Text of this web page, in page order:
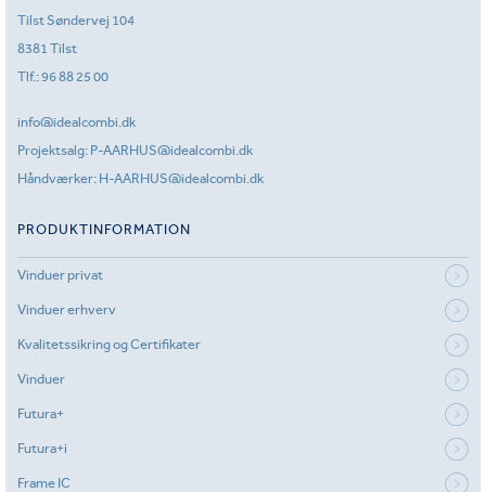
Tilst Søndervej 104
8381 Tilst
Tlf.:96 88 25 00
info@idealcombi.dk
Projektsalg: P-AARHUS@idealcombi.dk
Håndværker: H-AARHUS@idealcombi.dk
PRODUKTINFORMATION
Vinduer privat
Vinduer erhverv
Kvalitetssikring og Certifikater
Vinduer
Futura+
Futura+i
Frame IC